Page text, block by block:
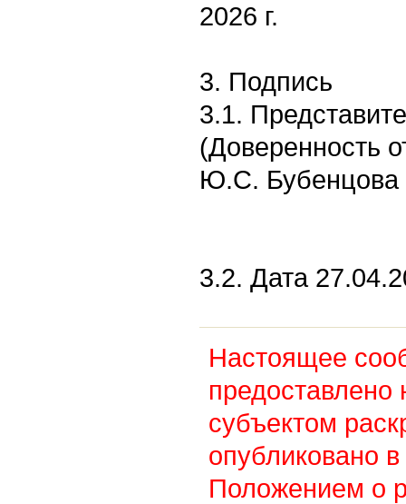
2026 г.
3. Подпись
3.1.
(Доверенность
Ю.С. Бубенцова
3.2. Дата
Настоящее
предоставлено
субъектом
опубликовано в
Положением о